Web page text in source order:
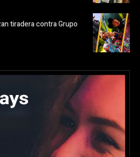
tiradera contra Grupo